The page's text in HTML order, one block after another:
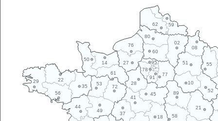
10
14
18
21
22
27
28
29
35
37
41
44
45
49
50
51
52
53
55
56
58
59
60
61
62
02
08
72
76
77
78
80
89
91
95